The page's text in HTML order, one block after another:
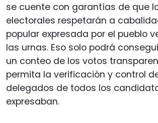
se cuente con garantías de que
electorales respetarán a
popular expresada por el pueblo
las urnas. Eso solo podrá
un conteo de los votos
permita la verificación y control
delegados de todos los
expresaban.